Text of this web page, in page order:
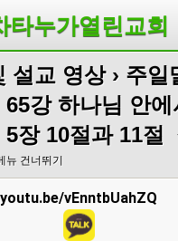
타누가열린교회
설교 영상› 주일
강 하나님 안에
장 10절과 11절
뉴 건너뛰기
vEnntbUahZQ